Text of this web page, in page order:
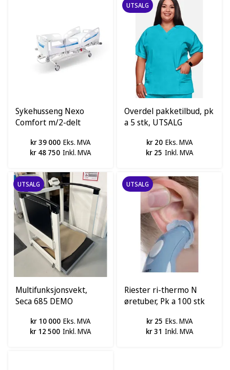
Sykehusseng Nexo
Comfort m/2-delt
kr 39 000 Eks. MVA
kr 48 750 Inkl. MVA
UTSALG
Overdel pakketilbud, pk
a 5 stk, UTSALG
kr 20 Eks. MVA
kr 25 Inkl. MVA
UTSALG
Multifunksjonsvekt,
Seca 685 DEMO
kr 10 000 Eks. MVA
kr 12 500 Inkl. MVA
UTSALG
Riester ri-thermo N
øretuber, Pk a 100 stk
kr 25 Eks. MVA
kr 31 Inkl. MVA